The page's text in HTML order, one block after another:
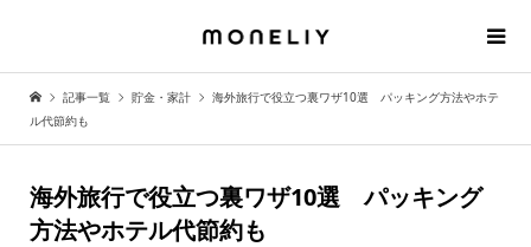
記事一覧 貯金・家計
海外旅行で役立つ裏ワザ10選 パッキング方法やホテ
ル代節約も
海外旅行で役立つ裏ワザ10選 パッキング
方法やホテル代節約も